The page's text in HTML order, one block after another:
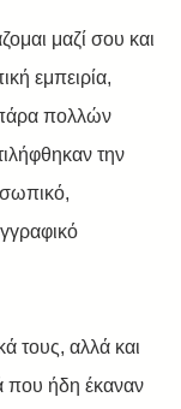
μαζί σου και
εμπειρία,
πολλών
την
τους, αλλά και
που ήδη έκαναν